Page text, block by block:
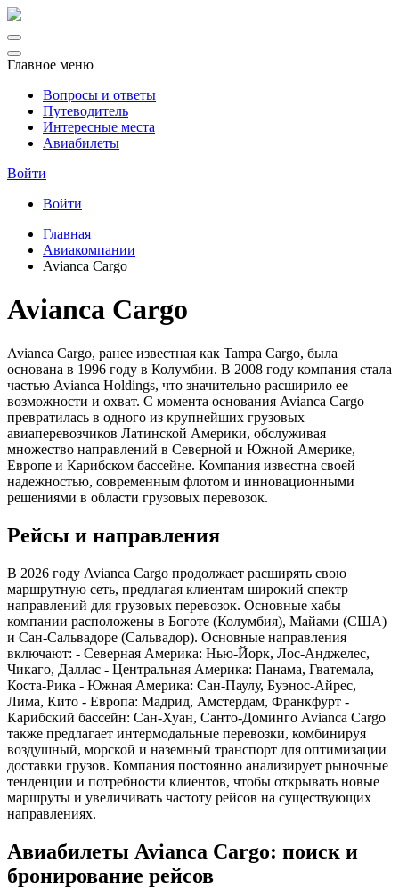
Главное меню
Вопросы и ответы
Путеводитель
Интересные места
Авиабилеты
Войти
Войти
Главная
Авиакомпании
Avianca Cargo
Avianca Cargo
Avianca Cargo, ранее известная как Tampa Cargo, была
основана в 1996 году в Колумбии. В 2008 году компания стала
частью Avianca Holdings, что значительно расширило ее
возможности и охват. С момента основания Avianca Cargo
превратилась в одного из крупнейших грузовых
авиаперевозчиков Латинской Америки, обслуживая
множество направлений в Северной и Южной Америке,
Европе и Карибском бассейне. Компания известна своей
надежностью, современным флотом и инновационными
решениями в области грузовых перевозок.
Рейсы и направления
В 2026 году Avianca Cargo продолжает расширять свою
маршрутную сеть, предлагая клиентам широкий спектр
направлений для грузовых перевозок. Основные хабы
компании расположены в Боготе (Колумбия), Майами (США)
и Сан-Сальвадоре (Сальвадор). Основные направления
включают: - Северная Америка: Нью-Йорк, Лос-Анджелес,
Чикаго, Даллас - Центральная Америка: Панама, Гватемала,
Коста-Рика - Южная Америка: Сан-Паулу, Буэнос-Айрес,
Лима, Кито - Европа: Мадрид, Амстердам, Франкфурт -
Карибский бассейн: Сан-Хуан, Санто-Доминго Avianca Cargo
также предлагает интермодальные перевозки, комбинируя
воздушный, морской и наземный транспорт для оптимизации
доставки грузов. Компания постоянно анализирует рыночные
тенденции и потребности клиентов, чтобы открывать новые
маршруты и увеличивать частоту рейсов на существующих
направлениях.
Авиабилеты Avianca Cargo: поиск и
бронирование рейсов